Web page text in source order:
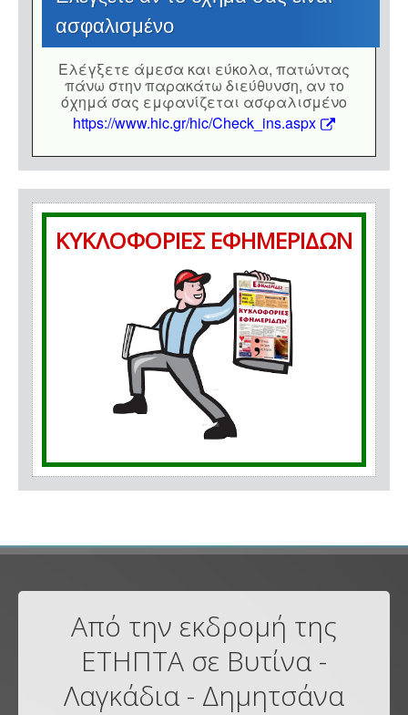
ασφαλισμένο
Eλέγξετε άμεσα και εύκολα, πατώντας
πάνω στην παρακάτω διεύθυνση, αν το
όχημά σας εμφανίζεται ασφαλισμένο
https://www.hic.gr/hic/Check_ins.aspx
ΚΥΚΛΟΦΟΡΙΕΣ ΕΦΗΜΕΡΙΔΩΝ
Από την εκδρομή της
ΕΤΗΠΤΑ σε Βυτίνα -
Λαγκάδια - Δημητσάνα